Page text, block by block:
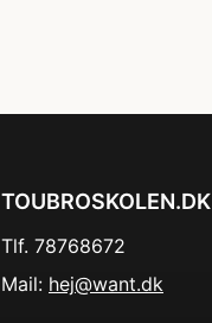
TOUBROSKOLEN.DK
Tlf. 78768672
Mail: hej@want.dk